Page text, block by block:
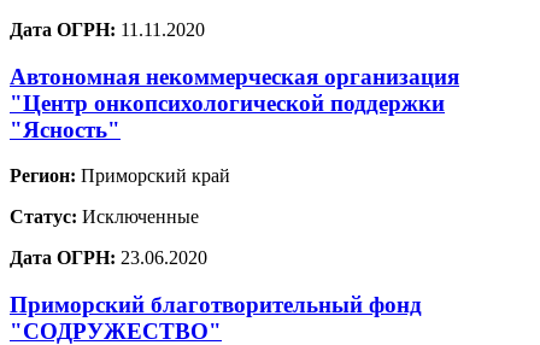
Дата ОГРН: 11.11.2020
Автономная некоммерческая организация
"Центр онкопсихологической поддержки
"Ясность"
Регион: Приморский край
Статус: Исключенные
Дата ОГРН: 23.06.2020
Приморский благотворительный фонд
"СОДРУЖЕСТВО"